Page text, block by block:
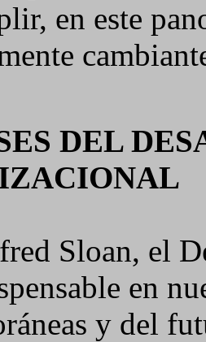
en este
DEL
Sloan, el
en
y del